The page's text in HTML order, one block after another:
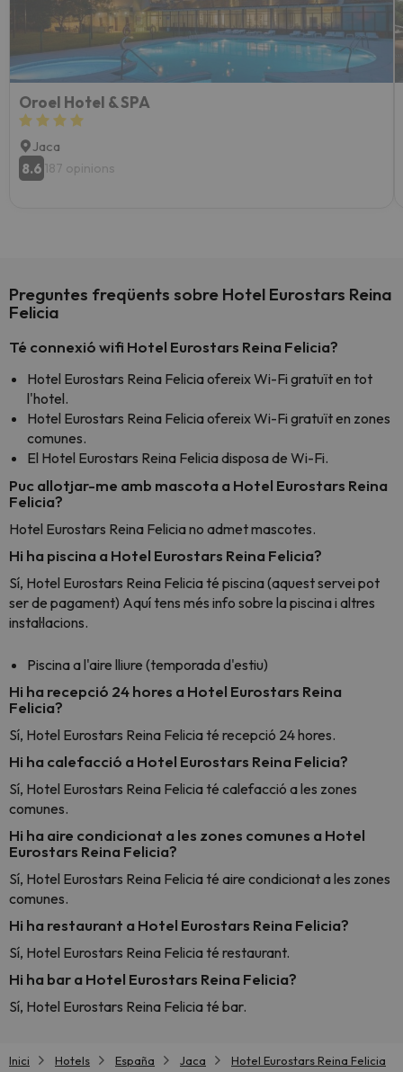
Oroel Hotel & SPA
Jaca
8.6 187 opinions
Preguntes freqüents sobre Hotel Eurostars Reina
Felicia
Té connexió wifi Hotel Eurostars Reina Felicia?
Hotel Eurostars Reina Felicia ofereix Wi-Fi gratuït en tot
l'hotel.
Hotel Eurostars Reina Felicia ofereix Wi-Fi gratuït en zones
comunes.
El Hotel Eurostars Reina Felicia disposa de Wi-Fi.
Puc allotjar-me amb mascota a Hotel Eurostars Reina
Felicia?
Hotel Eurostars Reina Felicia no admet mascotes.
Hi ha piscina a Hotel Eurostars Reina Felicia?
Sí, Hotel Eurostars Reina Felicia té piscina (aquest servei pot
ser de pagament) Aquí tens més info sobre la piscina i altres
instal·lacions.
Piscina a l'aire lliure (temporada d'estiu)
Hi ha recepció 24 hores a Hotel Eurostars Reina
Felicia?
Sí, Hotel Eurostars Reina Felicia té recepció 24 hores.
Hi ha calefacció a Hotel Eurostars Reina Felicia?
Sí, Hotel Eurostars Reina Felicia té calefacció a les zones
comunes.
Hi ha aire condicionat a les zones comunes a Hotel
Eurostars Reina Felicia?
Sí, Hotel Eurostars Reina Felicia té aire condicionat a les zones
comunes.
Hi ha restaurant a Hotel Eurostars Reina Felicia?
Sí, Hotel Eurostars Reina Felicia té restaurant.
Hi ha bar a Hotel Eurostars Reina Felicia?
Sí, Hotel Eurostars Reina Felicia té bar.
Inici Hotels España Jaca Hotel Eurostars Reina Felicia